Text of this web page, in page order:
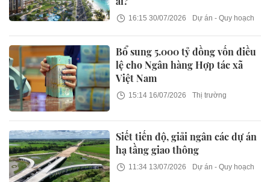
16:15 30/07/2026 Dự án - Quy hoạch
Bổ sung 5.000 tỷ đồng vốn điều
lệ cho Ngân hàng Hợp tác xã
Việt Nam
15:14 16/07/2026 Thị trường
Siết tiến độ, giải ngân các dự án
hạ tầng giao thông
11:34 13/07/2026 Dự án - Quy hoạch